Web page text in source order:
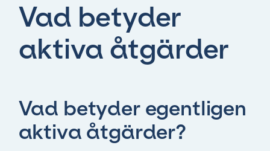
Vad betyder
aktiva åtgärder
Vad betyder egentligen
aktiva åtgärder?